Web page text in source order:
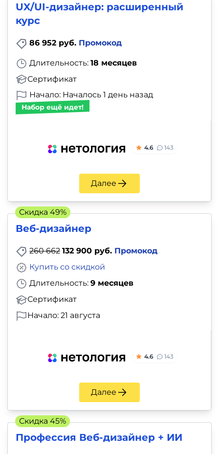
UX/UI-дизайнер: расширенный
курс
86 952 руб. Промокод
Длительность: 18 месяцев
Сертификат
Начало: Началось 1 день назад
Набор ещё идет!
4.6 143
Далее
Веб-дизайнер
260 662 132 900 руб. Промокод
Длительность: 9 месяцев
Сертификат
Купить со скидкой
Начало: 21 августа
4.6 143
Далее
Скидка 49%
Профессия Веб-дизайнер + ИИ
Скидка 45%